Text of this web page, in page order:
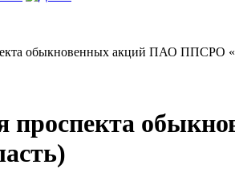
обыкновенных акций ПАО ППСРО
проспекта